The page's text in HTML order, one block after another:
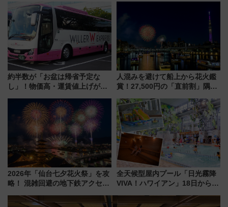
路の絶景と絶品グルメを満喫！
（7月18日スタート）
約半数が「お盆は帰省予定な
し」！物価高・運賃値上げが財
りたいけど……【WILLER お盆
帰省動向調査】
人混みを避けて船上から花火鑑
賞！27,500円の「直前割」隅田
メも持ち込みOK
2026年「仙台七夕花火祭」を攻
略！ 混雑回避の地下鉄アクセス
火前に楽しむ仙台観光ルートま
全天候型屋内プール「日光霧降
VIVA！ハワイアン」18日から営
ァミリーから大人まで幅広い世